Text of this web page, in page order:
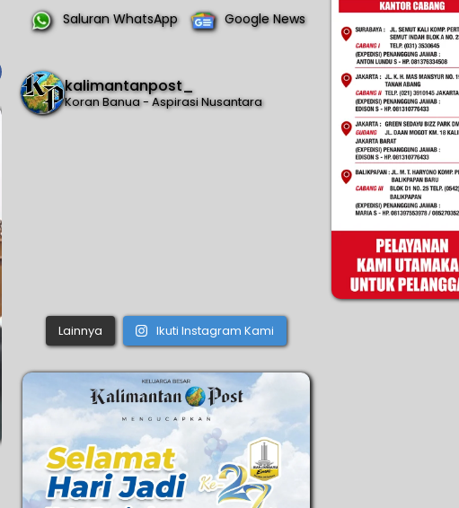
Saluran WhatsApp Google News
kalimantanpost_
Koran Banua - Aspirasi Nusantara
Lainnya Ikuti Instagram Kami